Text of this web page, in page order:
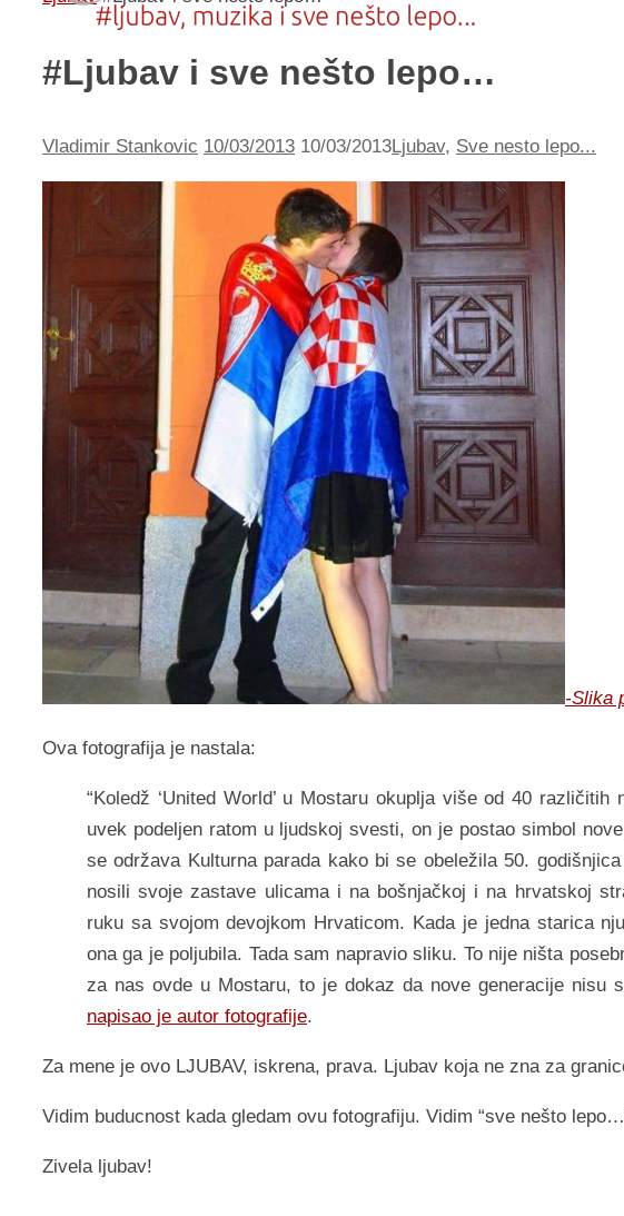
#Ljubav i sve nešto lepo…
Vladimir Stankovic 10/03/2013 10/03/2013Ljubav, Sve nesto lepo...
-Slika
Ova fotografija je nastala:
“Koledž ‘United World’ u Mostaru okuplja više od 40
uvek podeljen ratom u ljudskoj svesti, on je postao simbol
se održava Kulturna parada kako bi se obeležila 50.
nosili svoje zastave ulicama i na bošnjačkoj i na hrvatskoj
ruku sa svojom devojkom Hrvaticom. Kada je jedna starica
ona ga je poljubila. Tada sam napravio sliku. To nije ništa
za nas ovde u Mostaru, to je dokaz da nove generacije nisu
napisao je autor fotografije.
Za mene je ovo LJUBAV, iskrena, prava. Ljubav koja ne zna za
Vidim buducnost kada gledam ovu fotografiju. Vidim “sve nešto
Zivela ljubav!